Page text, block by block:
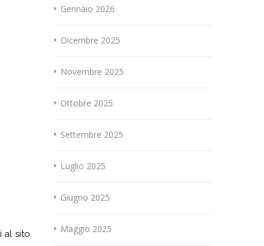
al sito
Gennaio 2026
Dicembre 2025
Novembre 2025
Ottobre 2025
Settembre 2025
Luglio 2025
Giugno 2025
Maggio 2025